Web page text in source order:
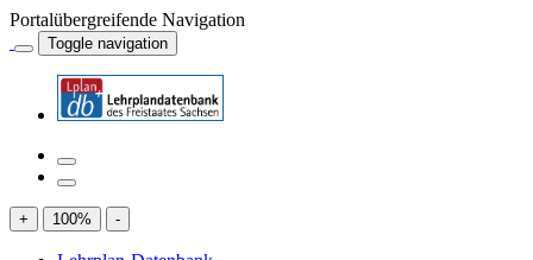
Portalübergreifende Navigation
Toggle navigation
+ 100% -